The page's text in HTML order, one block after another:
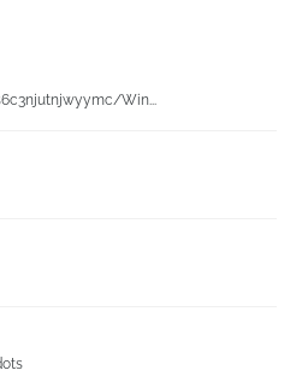
Win...